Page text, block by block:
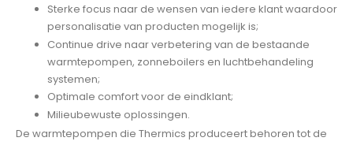
Sterke focus naar de wensen van iedere klant waardoor
personalisatie van producten mogelijk is;
Continue drive naar verbetering van de bestaande
warmtepompen, zonneboilers en luchtbehandeling
systemen;
Optimale comfort voor de eindklant;
Milieubewuste oplossingen.
De warmtepompen die Thermics produceert behoren tot de